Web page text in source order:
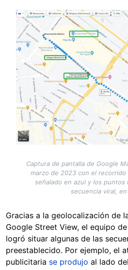
Image
Captura de pantalla de Google
marzo de 2023 con el recorrido
señalado en azul y los puntos
secuencia viral,
Gracias a la geolocalización de
Google Street View, el equipo
logró situar algunas de las
preestablecido. Por ejemplo, el
publicitaria se produjo al lado